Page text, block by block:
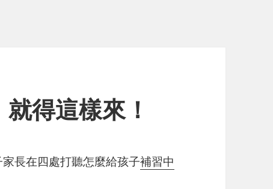
得這樣來！
長在四處打聽怎麼給孩子補習中